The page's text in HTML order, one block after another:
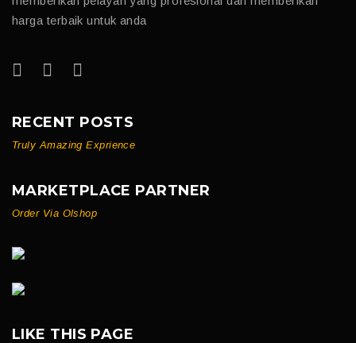
harga terbaik untuk anda
RECENT POSTS
Truly Amazing Exprience
MARKETPLACE PARTNER
Order Via Olshop
LIKE THIS PAGE